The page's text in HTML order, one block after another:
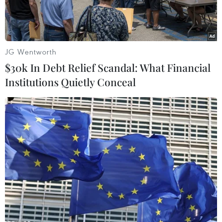
Các thí sinh khá hồ hởi sau khi hoàn thành buổi thi Ngữ văn
sáng 25/6 (Ảnh: Hoàng Hiếu/Vietnam+)
Kết thúc giờ thi Ngữ văn - môn thi bắt buộc đầu
tiên của Kỳ thi Phổ thông trung học Quốc gia
2019, nhiều thí sinh đã rời điểm thi với tâm
trạng khá thoải mái.
JG Wentworth
$30k In Debt Relief Scandal: What Financial
Institutions Quietly Conceal